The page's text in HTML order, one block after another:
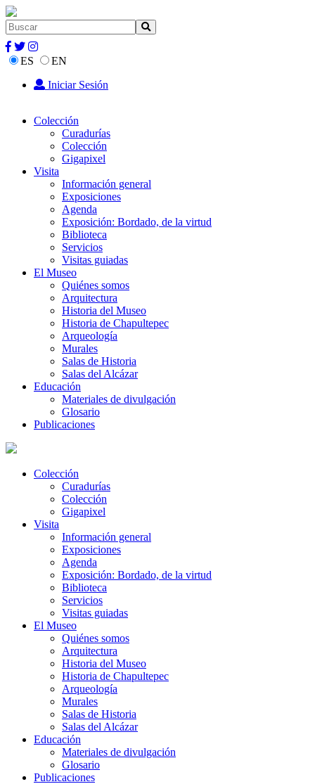
ES
EN
Iniciar Sesión
Colección
Curadurías
Colección
Gigapixel
Visita
Información general
Exposiciones
Agenda
Exposición: Bordado, de la virtud
Biblioteca
Servicios
Visitas guiadas
El Museo
Quiénes somos
Arquitectura
Historia del Museo
Historia de Chapultepec
Arqueología
Murales
Salas de Historia
Salas del Alcázar
Educación
Materiales de divulgación
Glosario
Publicaciones
Colección
Curadurías
Colección
Gigapixel
Visita
Información general
Exposiciones
Agenda
Exposición: Bordado, de la virtud
Biblioteca
Servicios
Visitas guiadas
El Museo
Quiénes somos
Arquitectura
Historia del Museo
Historia de Chapultepec
Arqueología
Murales
Salas de Historia
Salas del Alcázar
Educación
Materiales de divulgación
Glosario
Publicaciones